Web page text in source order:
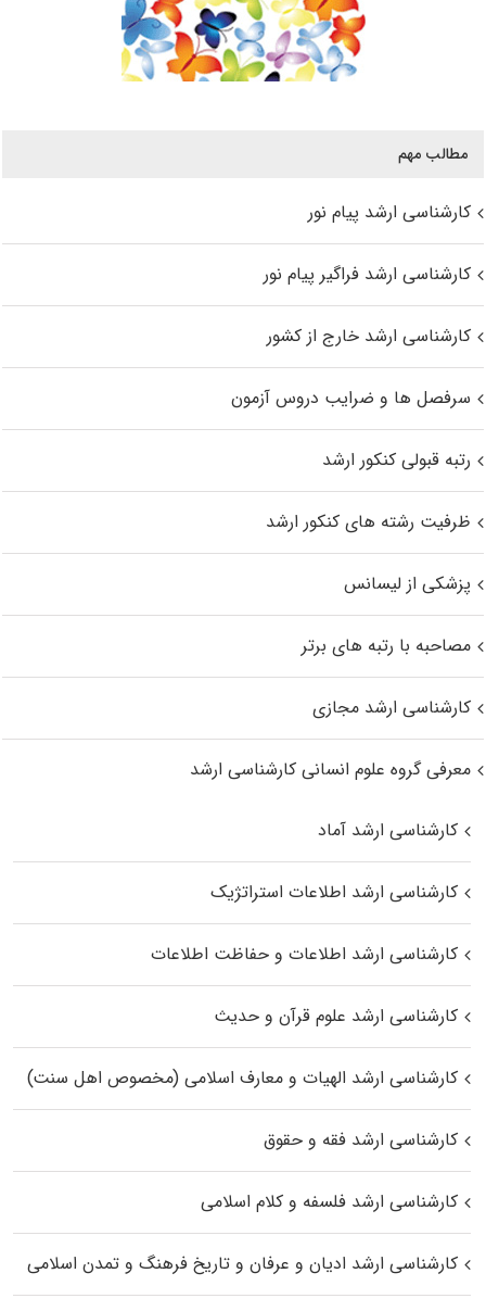
مطالب مهم
کارشناسی ارشد پیام نور
کارشناسی ارشد فراگیر پیام نور
کارشناسی ارشد خارج از کشور
سرفصل ها و ضرایب دروس آزمون
رتبه قبولی کنکور ارشد
ظرفیت رشته های کنکور ارشد
پزشکی از لیسانس
مصاحبه با رتبه های برتر
کارشناسی ارشد مجازی
معرفی گروه علوم انسانی کارشناسی ارشد
کارشناسی ارشد آماد
کارشناسی ارشد اطلاعات استراتژیک
کارشناسی ارشد اطلاعات و حفاظت اطلاعات
کارشناسی ارشد علوم قرآن و حدیث
کارشناسی ارشد الهیات و معارف اسلامی (مخصوص اهل سنت)
کارشناسی ارشد فقه و حقوق
کارشناسی ارشد فلسفه و کلام اسلامی
کارشناسی ارشد ادیان و عرفان و تاریخ فرهنگ و تمدن اسلامی